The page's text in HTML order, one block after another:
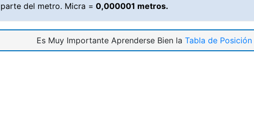
parte del metro. Micra = 0,000001 metros.
Es Muy Importante Aprenderse Bien la Tabla de Posición